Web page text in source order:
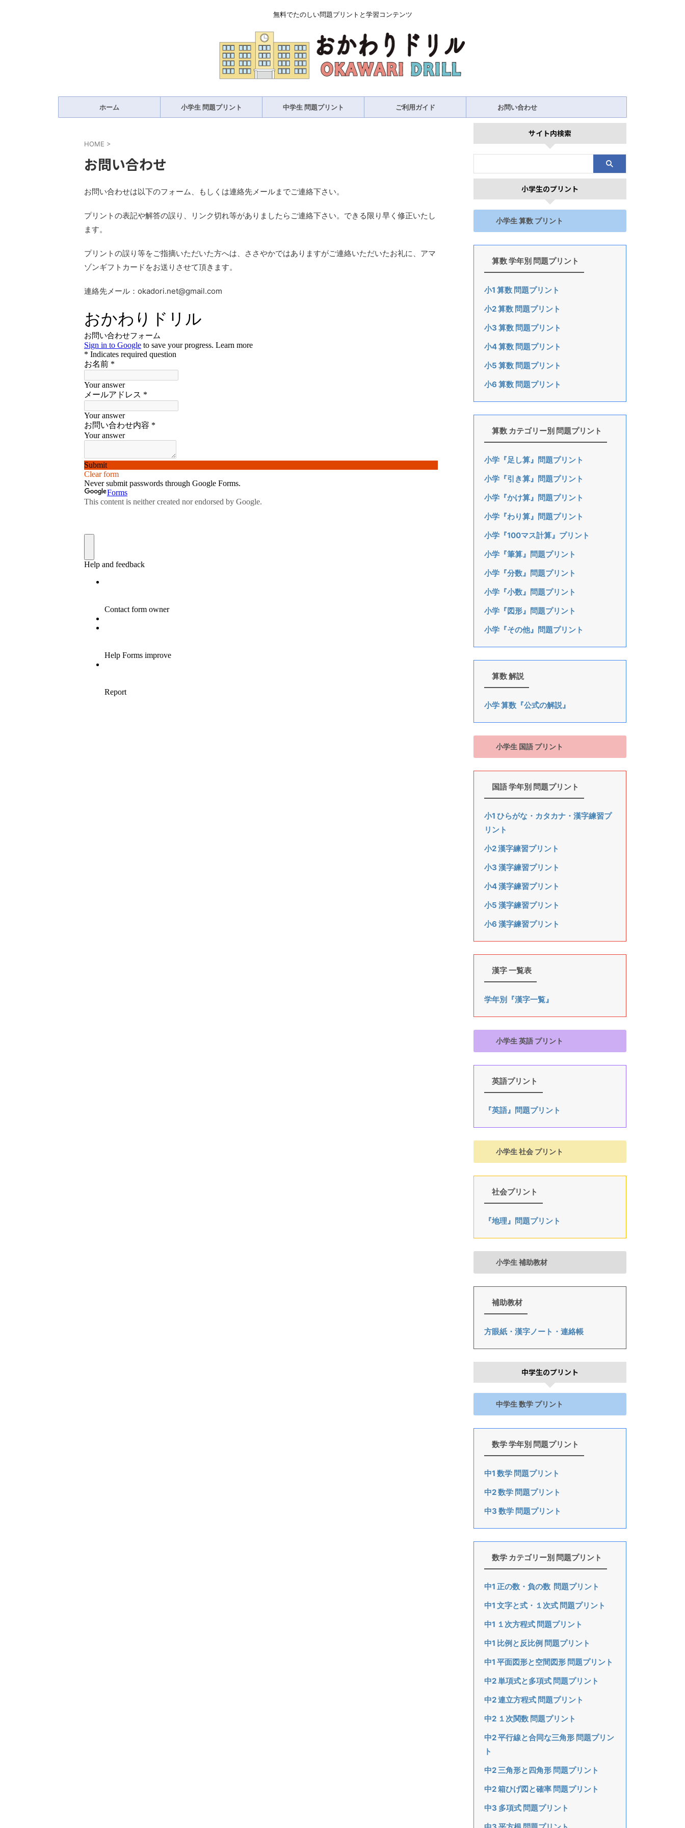
無料でたのしい問題プリントと学習コンテンツ
ホーム 小学生 問題プリント 中学生 問題プリント ご利用ガイド お問い合わせ
HOME >
お問い合わせ
お問い合わせは以下のフォーム、もしくは連絡先メールまでご連絡下さい。
プリントの表記や解答の誤り、リンク切れ等がありましたらご連絡下さい。できる限り早く修正いたし
ます。
プリントの誤り等をご指摘いただいた方へは、ささやかではありますがご連絡いただいたお礼に、アマ
ゾンギフトカードをお送りさせて頂きます。
連絡先メール：okadori.net@gmail.com
サイト内検索
小学生のプリント
小学生 算数 プリント
算数 学年別 問題プリント
小1 算数 問題プリント
小2 算数 問題プリント
小3 算数 問題プリント
小4 算数 問題プリント
小5 算数 問題プリント
小6 算数 問題プリント
算数 カテゴリー別 問題プリント
小学『足し算』問題プリント
小学『引き算』問題プリント
小学『かけ算』問題プリント
小学『わり算』問題プリント
小学『100マス計算』プリント
小学『筆算』問題プリント
小学『分数』問題プリント
小学『小数』問題プリント
小学『図形』問題プリント
小学『その他』問題プリント
算数 解説
小学 算数『公式の解説』
小学生 国語 プリント
国語 学年別 問題プリント
小1 ひらがな・カタカナ・漢字練習プ
リント
小2 漢字練習プリント
小3 漢字練習プリント
小4 漢字練習プリント
小5 漢字練習プリント
小6 漢字練習プリント
漢字 一覧表
学年別『漢字一覧』
小学生 英語 プリント
英語プリント
『英語』問題プリント
小学生 社会 プリント
社会プリント
『地理』問題プリント
小学生 補助教材
補助教材
方眼紙・漢字ノート・連絡帳
中学生のプリント
中学生 数学 プリント
数学 学年別 問題プリント
中1 数学 問題プリント
中2 数学 問題プリント
中3 数学 問題プリント
数学 カテゴリー別 問題プリント
中1 正の数・負の数 問題プリント
中1 文字と式・１次式 問題プリント
中1 １次方程式 問題プリント
中1 比例と反比例 問題プリント
中1 平面図形と空間図形 問題プリント
中2 単項式と多項式 問題プリント
中2 連立方程式 問題プリント
中2 １次関数 問題プリント
中2 平行線と合同な三角形 問題プリン
ト
中2 三角形と四角形 問題プリント
中2 箱ひげ図と確率 問題プリント
中3 多項式 問題プリント